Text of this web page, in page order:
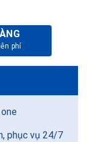
số lượng
phục vụ 24/7